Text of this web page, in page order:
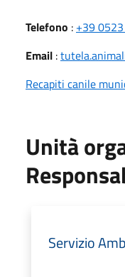
Telefono : +39
Email :
Recapiti canile
Unità
Servizio